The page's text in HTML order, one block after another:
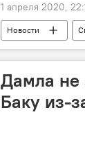
1 апреля 2020,
Новости
Рамиль Шейдаев
Дамла не
Баку из-